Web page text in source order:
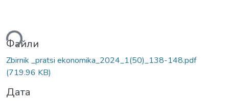
Файли
Zbirnik _pratsi ekonomika_2024_1(50)_138-148.pdf
(719.96 KB)
Дата